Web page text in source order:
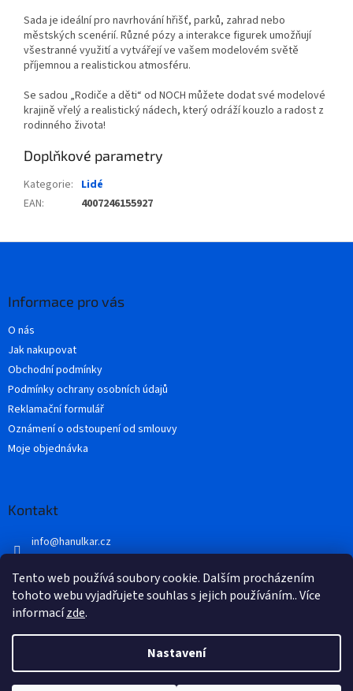
Tento web používá soubory cookie. Dalším procházením
tohoto webu vyjadřujete souhlas s jejich používáním.. Více
informacízde.
Nastavení
Sada je ideální pro navrhování hřišť, parků, zahrad nebo
městských scenérií. Různé pózy a interakce figurek umožňují
všestranné využití a vytvářejí ve vašem modelovém světě
příjemnou a realistickou atmosféru.
Se sadou „Rodiče a děti“ od NOCH můžete dodat své modelové
krajině vřelý a realistický nádech, který odráží kouzlo a radost z
rodinného života!
Doplňkové parametry
Kategorie: Lidé
EAN: 4007246155927
Informace pro vás
O nás
Jak nakupovat
Obchodní podmínky
Podmínky ochrany osobních údajů
Reklamační formulář
Oznámení o odstoupení od smlouvy
Moje objednávka
Kontakt
info@hanulkar.cz
Přidejte se k nám...
Vytvořil Shoptet